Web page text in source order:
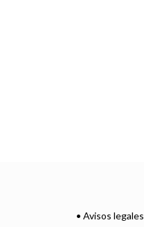
• Avisos legales